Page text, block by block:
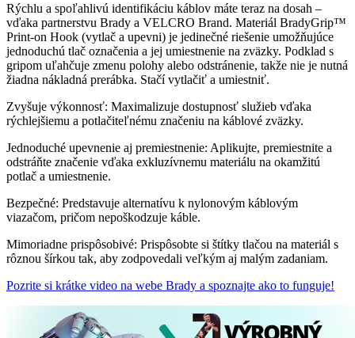
Rýchlu a spoľahlivú identifikáciu káblov máte teraz na dosah –
vďaka partnerstvu Brady a VELCRO Brand. Materiál BradyGrip™
Print-on Hook (vytlač a upevni) je jedinečné riešenie umožňujúce
jednoduchú tlač označenia a jej umiestnenie na zväzky. Podklad s
gripom uľahčuje zmenu polohy alebo odstránenie, takže nie je nutná
žiadna nákladná prerábka. Stačí vytlačiť a umiestniť.
Zvyšuje výkonnosť: Maximalizuje dostupnosť služieb vďaka
rýchlejšiemu a potlačiteľnému značeniu na káblové zväzky.
Jednoduché upevnenie aj premiestnenie: Aplikujte, premiestnite a
odstráňte značenie vďaka exkluzívnemu materiálu na okamžitú
potlač a umiestnenie.
Bezpečné: Predstavuje alternatívu k nylonovým káblovým
viazačom, pričom nepoškodzuje káble.
Mimoriadne prispôsobivé: Prispôsobte si štítky tlačou na materiál s
rôznou šírkou tak, aby zodpovedali veľkým aj malým zadaniam.
Pozrite si krátke video na webe Brady a spoznajte ako to funguje!